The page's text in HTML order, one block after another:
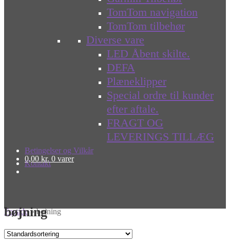
TomTom navigation
TomTom tilbehør
Diverse vare
LED Åbent skilte.
DEFA
Plæneklipper
Special ordre til kunder
efter aftale.
FRAGT OG
LEVERINGS TILLÆG
Betingelser og Vilkår
Kontakt
0,00 kr. 0 varer
Forside»bøjning
bøjning